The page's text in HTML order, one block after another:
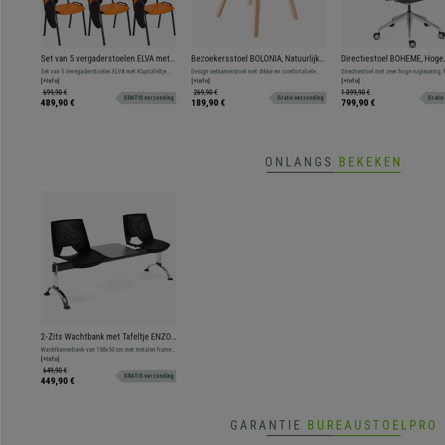
Set van 5 vergaderstoelen ELVA met
Klaptafeltje, Stapelbaar en Praktisch,
Zwarte Poten en Kleur Oranje
Set van 5 Veregaderstoelen ELVA met Klaptafeltje.
Het perfecte model voor wie op zoek is naar
stevigheid, comfort en gebruiksgemak. Ideaal voor
wachtkamers, vergaderruimtes, conferenties, etc.
[+Info]
699,90 €
489,90 € GRATIS verzending
Bezoekersstoel BOLONIA, Natuurlijk
Houten Frame, in Zwart Leder
Design eetkamerstoel met dikke en comfortabele
vulling bekleed met hoogwaardig leder.
[+Info]
269,90 €
189,90 € Gratis verzending
Directiestoel BOHEME, Hoge
Rugleuning, Futuristisch
Echt Leder, Grijs
Directiestoel met zeer hoge rugleuning,
design en bijzondere aandacht voor detail
[+Info]
1.099,90 €
799,90 € Gratis
ONLANGS BEKEKEN
2-Zits Wachtbank met Tafeltje ENZO,
Metalen Structuur, Zwart Kunststof
Wachtkamerbank van 158x50 cm met metalen frame
en geperforeerde kunststof designszittingen. Zeer
resistent, groot comfort. Verkrijgbaar in
verschillende kleuren en configuraties.
[+Info]
649,90 €
449,90 € GRATIS verzending
GARANTIE BUREAUSTOELPRO